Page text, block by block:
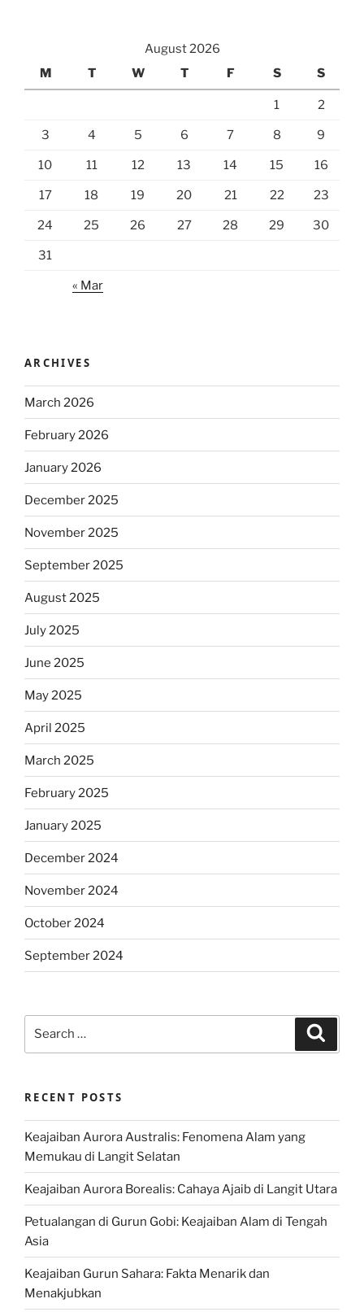
August 2026
M
T W T F S S
1 2
3 4 5 6 7 8 9
10 11 12 13 14 15 16
17 18 19 20 21 22 23
24 25 26 27 28 29 30
31
« Mar
ARCHIVES
March 2026
February 2026
January 2026
December 2025
November 2025
September 2025
August 2025
July 2025
June 2025
May 2025
April 2025
March 2025
February 2025
January 2025
December 2024
November 2024
October 2024
September 2024
RECENT POSTS
Keajaiban Aurora Australis: Fenomena Alam yang
Memukau di Langit Selatan
Keajaiban Aurora Borealis: Cahaya Ajaib di Langit Utara
Petualangan di Gurun Gobi: Keajaiban Alam di Tengah
Asia
Keajaiban Gurun Sahara: Fakta Menarik dan
Menakjubkan